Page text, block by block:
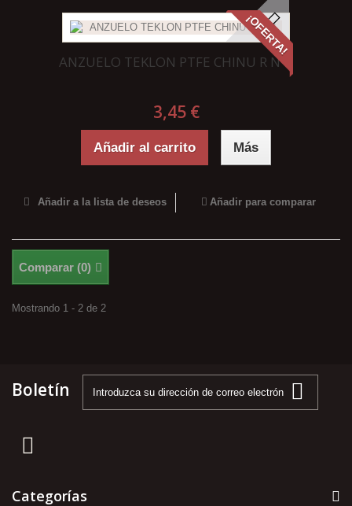
¡OFERTA!
ANZUELO TEKLON PTFE CHINU R Nº4
3,45 €
Añadir al carrito Más
Añadir a la lista de deseos Añadir para comparar
Comparar (0)
Mostrando 1 - 2 de 2
Boletín
Categorías